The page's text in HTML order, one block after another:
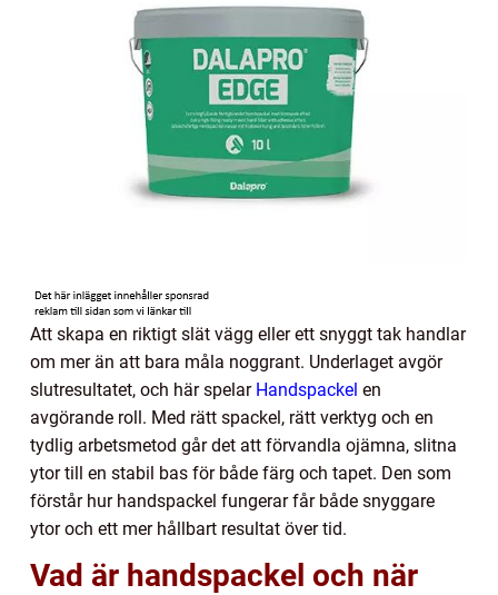
Att skapa en riktigt slät vägg eller ett snyggt tak handlar
om mer än att bara måla noggrant. Underlaget avgör
slutresultatet, och här spelar Handspackel en
avgörande roll. Med rätt spackel, rätt verktyg och en
tydlig arbetsmetod går det att förvandla ojämna, slitna
ytor till en stabil bas för både färg och tapet. Den som
förstår hur handspackel fungerar får både snyggare
ytor och ett mer hållbart resultat över tid.
Vad är handspackel och när